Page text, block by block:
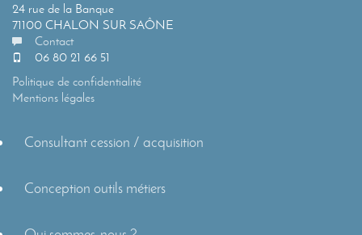
24 rue de la Banque
71100 CHALON SUR SAÔNE
Contact
06 80 21 66 51
Politique de confidentialité
Mentions légales
Consultant cession / acquisition
Conception outils métiers